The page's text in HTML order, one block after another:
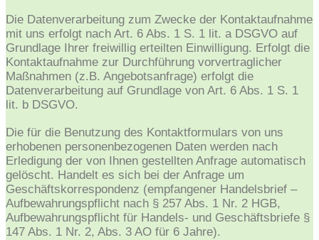
Die Datenverarbeitung zum Zwecke der Kontaktaufnahme
mit uns erfolgt nach Art. 6 Abs. 1 S. 1 lit. a DSGVO auf
Grundlage Ihrer freiwillig erteilten Einwilligung. Erfolgt die
Kontaktaufnahme zur Durchführung vorvertraglicher
Maßnahmen (z.B. Angebotsanfrage) erfolgt die
Datenverarbeitung auf Grundlage von Art. 6 Abs. 1 S. 1
lit. b DSGVO.
Die für die Benutzung des Kontaktformulars von uns
erhobenen personenbezogenen Daten werden nach
Erledigung der von Ihnen gestellten Anfrage automatisch
gelöscht. Handelt es sich bei der Anfrage um
Geschäftskorrespondenz (empfangener Handelsbrief –
Aufbewahrungspflicht nach § 257 Abs. 1 Nr. 2 HGB,
Aufbewahrungspflicht für Handels- und Geschäftsbriefe §
147 Abs. 1 Nr. 2, Abs. 3 AO für 6 Jahre).